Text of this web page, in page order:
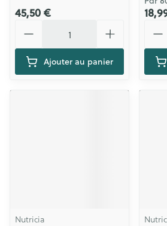
45,50 €
Ajouter au panier
Nutricia